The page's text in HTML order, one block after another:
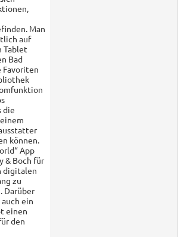
Man
auf
Tablet
Bad
Favoriten
die
können.
App
& Boch für
digitalen
zu
Darüber
ein
einen
den